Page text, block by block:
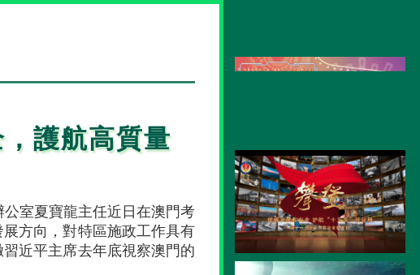
護航高質量
室夏寶龍主任近日在澳門考
方向，對特區施政工作具有
近平主席去年底視察澳門的